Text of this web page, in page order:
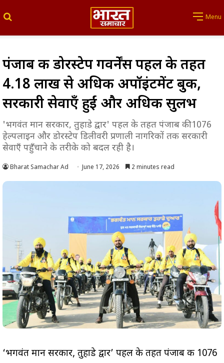
Menu
पंजाब की डोरस्टेप गवर्नेंस पहल के तहत
4.18 लाख से अधिक अपॉइंटमेंट बुक,
सरकारी सेवाएँ हुईं और अधिक सुलभ
'भगवंत मान सरकार, तुहाडे द्वार' पहल के तहत पंजाब की 1076
हेल्पलाइन और डोरस्टेप डिलीवरी प्रणाली नागरिकों तक सरकारी
सेवाएँ पहुँचाने के तरीके को बदल रही है।
Bharat Samachar Ad June 17, 2026 2 minutes read
‘भगवंत मान सरकार, तुहाडे द्वार’ पहल के तहत पंजाब की 1076